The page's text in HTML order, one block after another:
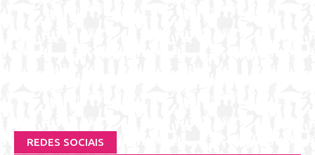
REDES SOCIAIS